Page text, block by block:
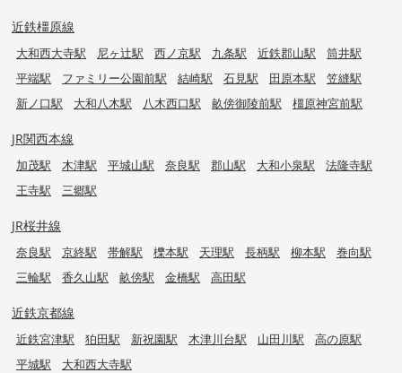
近鉄橿原線
大和西大寺駅 尼ヶ辻駅 西ノ京駅 九条駅 近鉄郡山駅
筒井駅
平端駅
ファミリー公園前駅 結崎駅 石見駅 田原本駅
笠縫駅
新ノ口駅
大和八木駅 八木西口駅 畝傍御陵前駅 橿原神宮前駅
JR関西本線
加茂駅 木津駅 平城山駅 奈良駅 郡山駅 大和小泉駅
法隆寺駅
王寺駅
三郷駅
JR桜井線
奈良駅 京終駅 帯解駅 櫟本駅 天理駅 長柄駅 柳本駅
巻向駅
三輪駅
香久山駅 畝傍駅 金橋駅 高田駅
近鉄京都線
近鉄宮津駅 狛田駅 新祝園駅 木津川台駅 山田川駅
高の原駅
平城駅
大和西大寺駅